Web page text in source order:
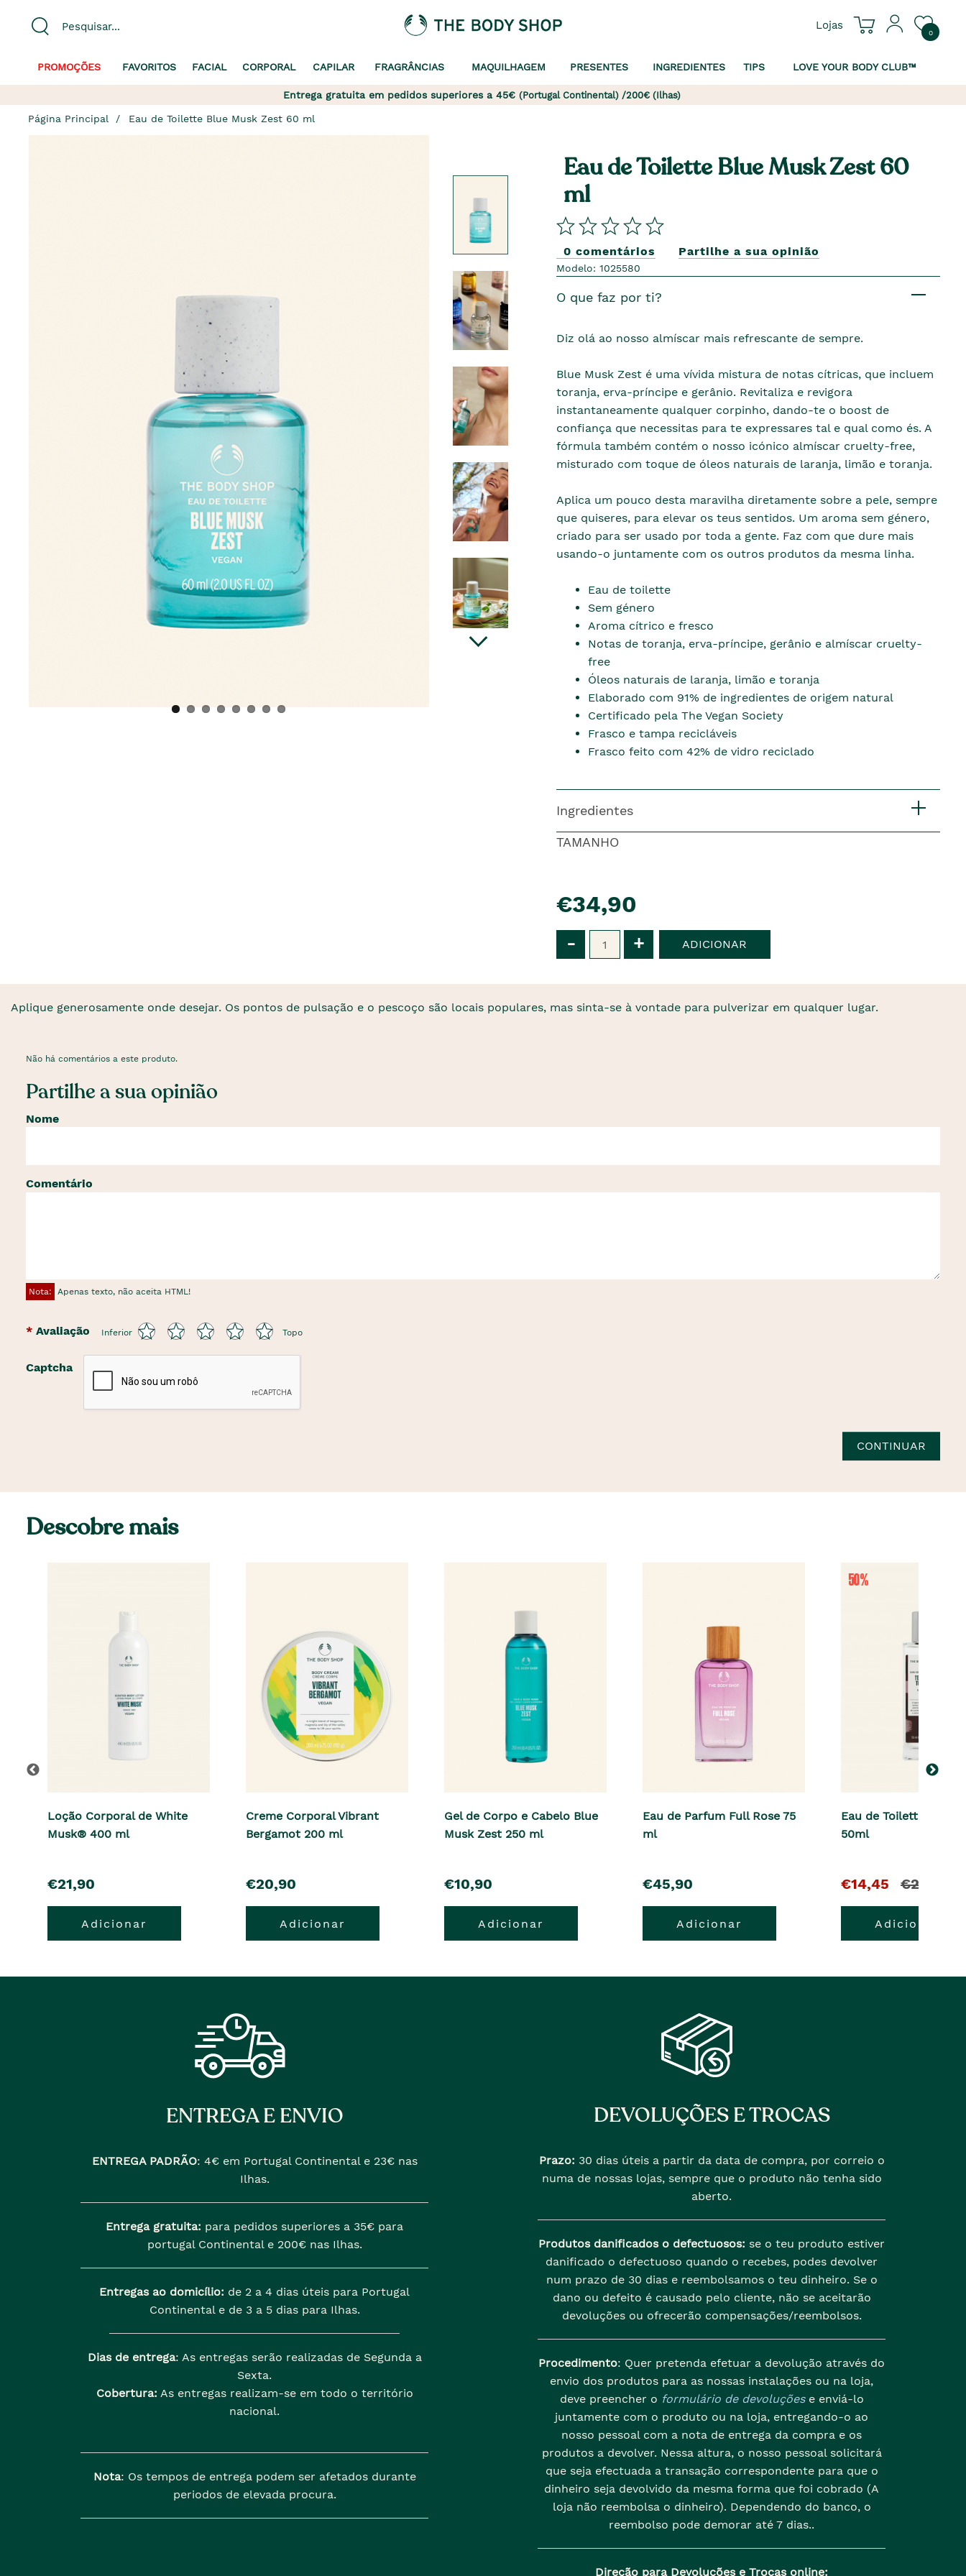
Lojas
0
PROMOÇÕES FAVORITOS FACIAL CORPORAL CAPILAR FRAGRÂNCIAS MAQUILHAGEM PRESENTES INGREDIENTES TIPS LOVE YOUR BODY CLUB™
Entrega gratuita em pedidos superiores a 45€ (Portugal Continental) /200€ (Ilhas)
Página Principal Eau de Toilette Blue Musk Zest 60 ml
Eau de Toilette Blue Musk Zest 60
ml
0 comentários Partilhe a sua opinião
Modelo: 1025580
O que faz por ti?
Diz olá ao nosso almíscar mais refrescante de sempre.
Blue Musk Zest é uma vívida mistura de notas cítricas, que incluem
toranja, erva-príncipe e gerânio. Revitaliza e revigora
instantaneamente qualquer corpinho, dando-te o boost de
confiança que necessitas para te expressares tal e qual como és. A
fórmula também contém o nosso icónico almíscar cruelty-free,
misturado com toque de óleos naturais de laranja, limão e toranja.
Aplica um pouco desta maravilha diretamente sobre a pele, sempre
que quiseres, para elevar os teus sentidos. Um aroma sem género,
criado para ser usado por toda a gente. Faz com que dure mais
usando-o juntamente com os outros produtos da mesma linha.
Eau de toilette
Sem género
Aroma cítrico e fresco
Notas de toranja, erva-príncipe, gerânio e almíscar cruelty-
free
Óleos naturais de laranja, limão e toranja
Elaborado com 91% de ingredientes de origem natural
Certificado pela The Vegan Society
Frasco e tampa recicláveis
Frasco feito com 42% de vidro reciclado
Ingredientes
TAMANHO
€34,90
- + ADICIONAR
Aplique generosamente onde desejar. Os pontos de pulsação e o pescoço são locais populares, mas sinta-se à vontade para pulverizar em qualquer lugar.
Não há comentários a este produto.
Partilhe a sua opinião
Nome
Comentário
Nota: Apenas texto, não aceita HTML!
Avaliação Inferior Topo
Captcha
CONTINUAR
Descobre mais
Loção Corporal de White
Musk® 400 ml
pre�o
€21,90
Adicionar
Creme Corporal Vibrant
Bergamot 200 ml
pre�o
€20,90
Adicionar
Gel de Corpo e Cabelo Blue
Musk Zest 250 ml
pre�o
€10,90
Adicionar
Eau de Parfum Full Rose 75
ml
pre�o
€45,90
Adicionar
Eau de Toilette
50ml
O
pre�o
atual
€14,45
e
o
pre�o
era
€28,90
Adicionar
ENTREGA E ENVIO
ENTREGA PADRÃO: 4€ em Portugal Continental e 23€ nas
Ilhas.
Entrega gratuita: para pedidos superiores a 35€ para
portugal Continental e 200€ nas Ilhas.
Entregas ao domicílio: de 2 a 4 dias úteis para Portugal
Continental e de 3 a 5 dias para Ilhas.
Dias de entrega: As entregas serão realizadas de Segunda a
Sexta.
Cobertura: As entregas realizam-se em todo o território
nacional.
Nota: Os tempos de entrega podem ser afetados durante
periodos de elevada procura.
DEVOLUÇÕES E TROCAS
Prazo: 30 dias úteis a partir da data de compra, por correio o
numa de nossas lojas, sempre que o produto não tenha sido
aberto.
Produtos danificados o defectuosos: se o teu produto estiver
danificado o defectuoso quando o recebes, podes devolver
num prazo de 30 dias e reembolsamos o teu dinheiro. Se o
dano ou defeito é causado pelo cliente, não se aceitarão
devoluções ou ofrecerão compensações/reembolsos.
Procedimento: Quer pretenda efetuar a devolução através do
envio dos produtos para as nossas instalações ou na loja,
deve preencher o formulário de devoluçõese enviá-lo
juntamente com o produto ou na loja, entregando-o ao
nosso pessoal com a nota de entrega da compra e os
produtos a devolver. Nessa altura, o nosso pessoal solicitará
que seja efectuada a transação correspondente para que o
dinheiro seja devolvido da mesma forma que foi cobrado (A
loja não reembolsa o dinheiro). Dependendo do banco, o
reembolso pode demorar até 7 dias..
Direção para Devoluções e Trocas online: